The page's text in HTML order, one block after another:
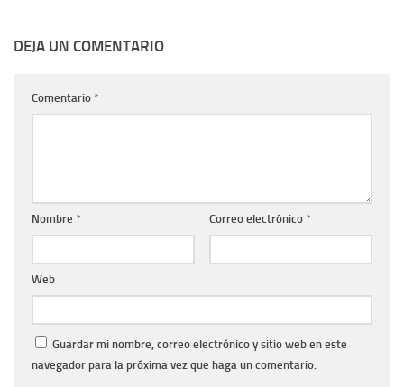
DEJA UN COMENTARIO
Comentario *
Nombre * Correo electrónico *
Web
Guardar mi nombre, correo electrónico y sitio web en este
navegador para la próxima vez que haga un comentario.